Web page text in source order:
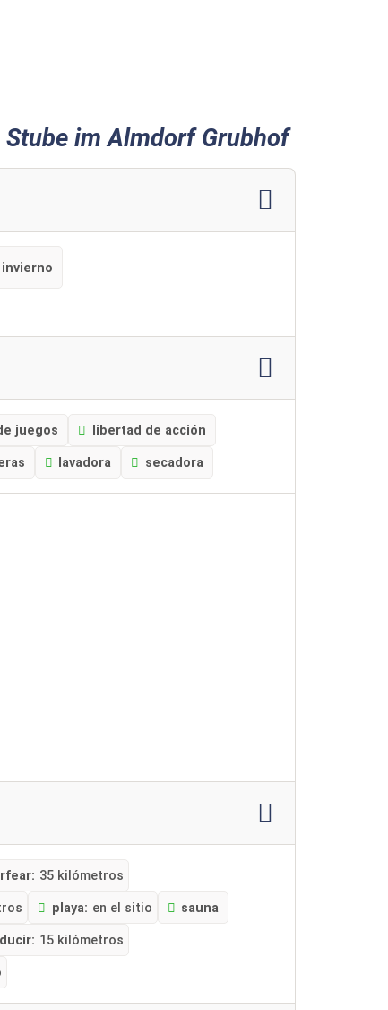
im Almdorf Grubhof
juegos libertad de acción
lavadora secadora
35 kilómetros
playa: en el sitio sauna
15 kilómetros